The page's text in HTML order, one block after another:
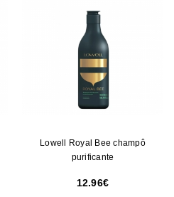
Lowell Royal Bee champô
purificante
12.96